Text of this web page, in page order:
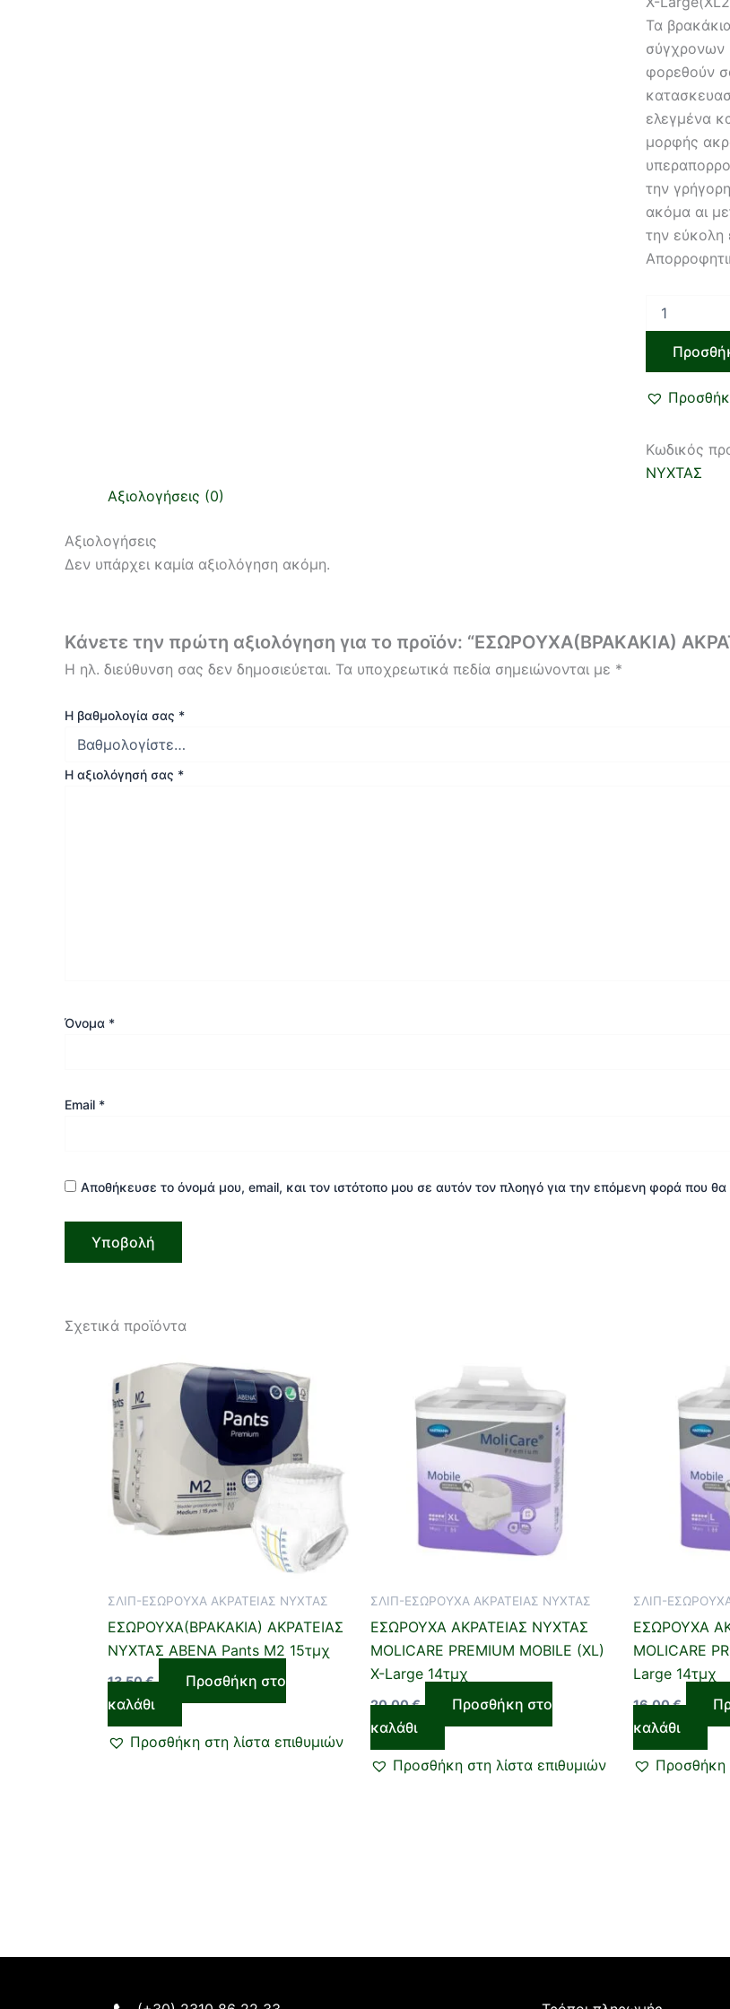
Τα
σύγχρονων
φορεθούν
ελεγμένα
μορφής
την
ακόμα αι
την εύκολη
Κωδικός
ΝΥΧΤΑΣ
Αξιολογήσεις (0)
Αξιολογήσεις
Δεν υπάρχει καμία αξιολόγηση ακόμη.
Κάνετε την πρώτη αξιολόγηση για το προϊόν: “ΕΣΩΡΟΥΧΑ(ΒΡΑΚΑΚΙΑ)
Η ηλ. διεύθυνση σας δεν δημοσιεύεται. Τα υποχρεωτικά πεδία σημειώνονται με *
Η βαθμολογία σας *
Η αξιολόγησή σας *
Όνομα *
Email *
Αποθήκευσε το όνομά μου, email, και τον ιστότοπο μου σε αυτόν τον πλοηγό για την επόμενη φορά που
Σχετικά προϊόντα
ΣΛΙΠ-ΕΣΩΡΟΥΧΑ ΑΚΡΑΤΕΙΑΣ ΝΥΧΤΑΣ
ΕΣΩΡΟΥΧΑ(ΒΡΑΚΑΚΙΑ) ΑΚΡΑΤΕΙΑΣ
ΝΥΧΤΑΣ ABENA Pants M2 15τμχ
13,50€
Προσθήκη στο
καλάθι
Προσθήκη στη λίστα επιθυμιών
ΣΛΙΠ-ΕΣΩΡΟΥΧΑ ΑΚΡΑΤΕΙΑΣ ΝΥΧΤΑΣ
ΕΣΩΡΟΥΧΑ ΑΚΡΑΤΕΙΑΣ ΝΥΧΤΑΣ
MOLICARE PREMIUM MOBILE (XL)
X-Large 14τμχ
20,00€
Προσθήκη στο
καλάθι
Προσθήκη στη λίστα επιθυμιών
ΣΛΙΠ-
ΕΣΩΡΟΥΧΑ
MOLICARE
Large 14τμχ
16,00€
καλάθι
Προσθήκη